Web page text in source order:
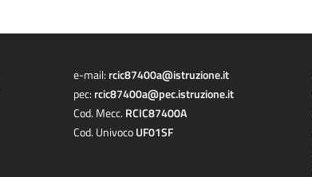
e-mail: rcic87400a@istruzione.it
pec: rcic87400a@pec.istruzione.it
Cod. Mecc. RCIC87400A
Cod. UnivocoUF01SF